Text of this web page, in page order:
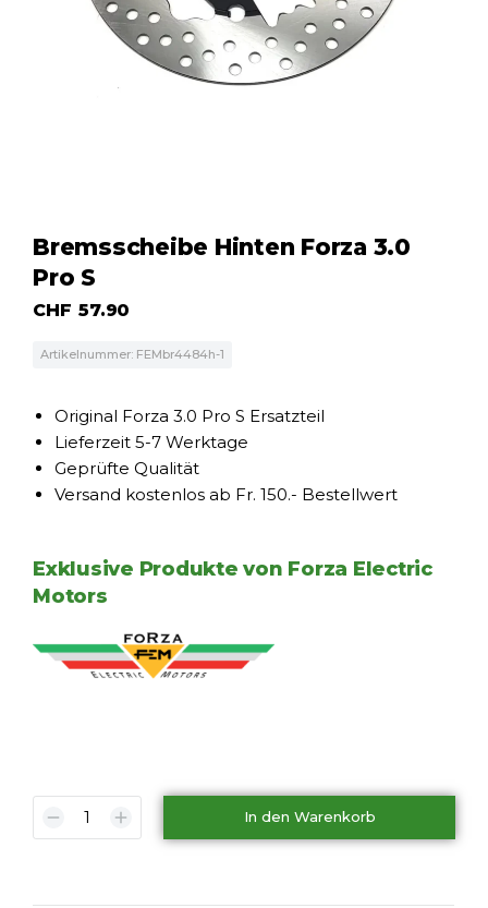
Bremsscheibe Hinten Forza 3.0
Pro S
CHF 57.90
Artikelnummer: FEMbr4484h-1
Original Forza 3.0 Pro S Ersatzteil
Lieferzeit 5-7 Werktage
Geprüfte Qualität
Versand kostenlos ab Fr. 150.- Bestellwert
Exklusive Produkte von Forza Electric
Motors
In den Warenkorb